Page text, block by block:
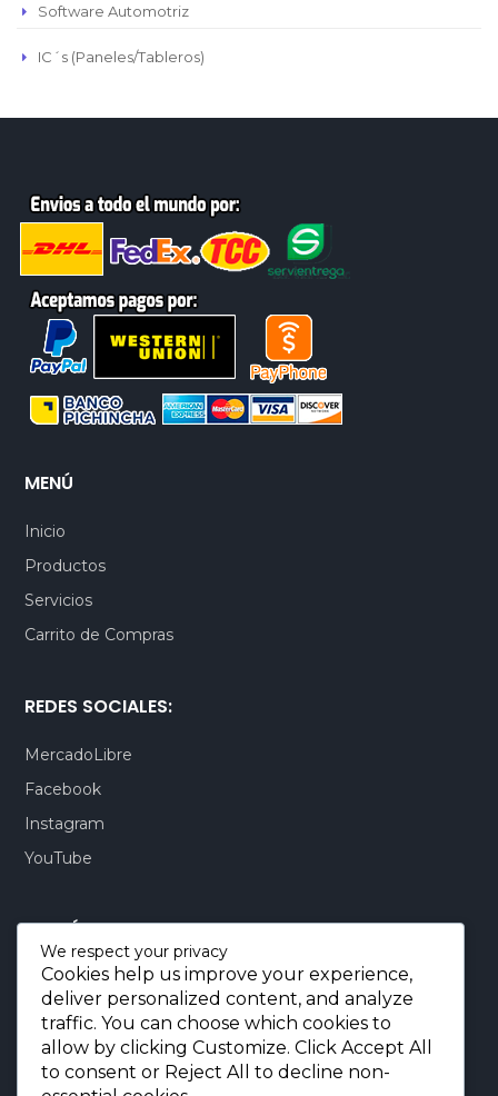
Software Automotriz
IC´s (Paneles/Tableros)
MENÚ
Inicio
Productos
Servicios
Carrito de Compras
REDES SOCIALES:
MercadoLibre
Facebook
Instagram
YouTube
CONTÁCTENOS:
Quito-Ecuador:+593 99 803 7777
Llamadas: +593 99 803 7777
Miami-USA: +1 (872) 295 6069
E-mail.:info@borjaimportaciones.com
We respect your privacy
Cookies help us improve your experience,
deliver personalized content, and analyze
traffic. You can choose which cookies to
allow by clicking Customize. Click Accept All
to consent or Reject All
to decline non-